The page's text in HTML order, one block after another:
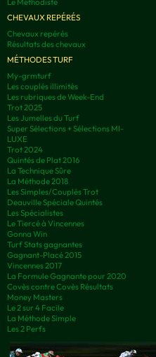
CHEVAUX REPÉRÉS
Chevaux repérés
Résultats des chevaux
MÉTHODES TURF
My-grmturf
Les couplés illimités
Les rubriques de Week-End
Trot 2025
Les Jumelles du Turf
Super Sélections + Sélections MI-
LUXE
Trot 2024
Quintés de Plat 2016
La Technique Sûre
La Méthode 2018
Les Simples/Couplés Trot
Deauville Spéciale Quintés
Les Spécialistes
Le Tiercé à Vincennes
Gonna Win
Turf Stats gagnantes
Gagnant-Placé 2015
Vincennes 2017
La Formule Gagnante pour 2020
Covès contre Covès Résultats
Money Masters
Le 2 sur 4 Facile
La Méthode Simple
Les 2 Perfs